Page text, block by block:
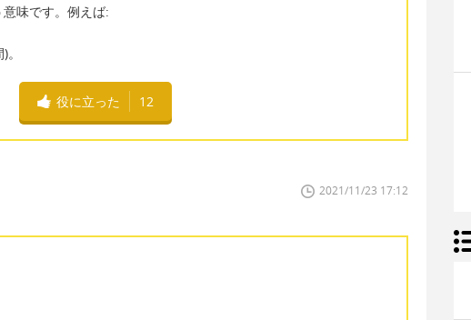
味です。例えば:
役に立った 12
2021/11/23 17:12